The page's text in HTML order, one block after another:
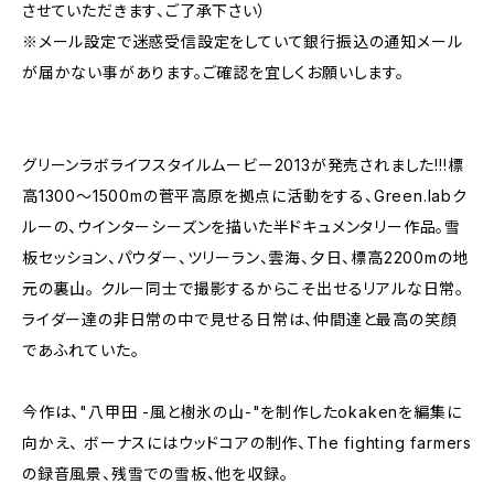
させていただきます、ご了承下さい）
※メール設定で迷惑受信設定をしていて銀行振込の通知メール
が届かない事があります。ご確認を宜しくお願いします。
グリーンラボライフスタイルムービー2013が発売されました!!!標
高1300〜1500mの菅平高原を拠点に活動をする、Green.labク
ルーの、ウインターシーズンを描いた半ドキュメンタリー作品。雪
板セッション、パウダー、ツリーラン、雲海、夕日、標高2200mの地
元の裏山。 クルー同士で撮影するからこそ出せるリアルな日常。
ライダー達の非日常の中で見せる日常は、仲間達と最高の笑顔
であふれていた。
今作は、"八甲田 -風と樹氷の山-"を制作したokakenを編集に
向かえ、 ボーナスにはウッドコアの制作、The fighting farmers
の録音風景、残雪での雪板、他を収録。